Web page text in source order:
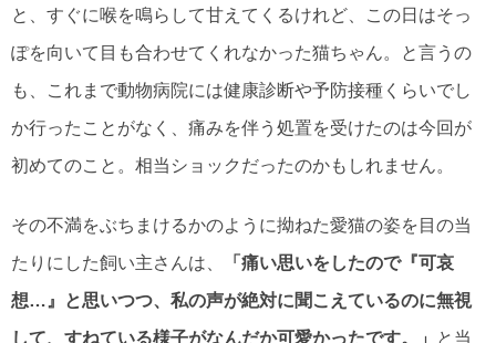
と、すぐに喉を鳴らして甘えてくるけれど、この日はそっ
ぽを向いて目も合わせてくれなかった猫ちゃん。と言うの
も、これまで動物病院には健康診断や予防接種くらいでし
か行ったことがなく、痛みを伴う処置を受けたのは今回が
初めてのこと。相当ショックだったのかもしれません。
その不満をぶちまけるかのように拗ねた愛猫の姿を目の当
たりにした飼い主さんは、
「痛い思いをしたので『可哀
想…』と思いつつ、私の声が絶対に聞こえているのに無視
して、すねている様子がなんだか可愛かったです。」
と当